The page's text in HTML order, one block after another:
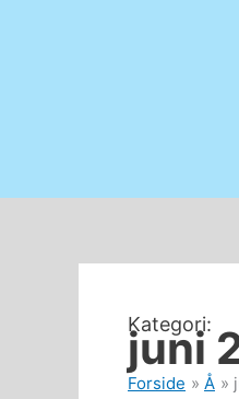
juni
Forside Å